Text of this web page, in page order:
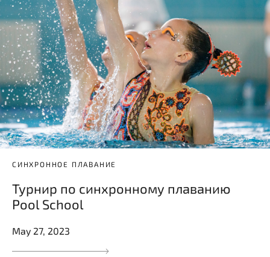
СИНХРОННОЕ ПЛАВАНИЕ
Турнир по синхронному плаванию
Pool School
May 27, 2023